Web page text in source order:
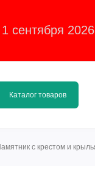
сентября
Каталог товаров
с крестом и